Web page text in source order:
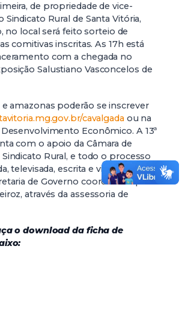
de propriedade de vice-
Sindicato Rural de Santa Vitória,
no local será feito sorteio de
comitivas inscritas. As 17h está
com a chegada no
Salustiano Vasconcelos de
e amazonas poderão se inscrever
cavalgadaou na
Econômico. A 13ª
com o apoio da Câmara de
Sindicato Rural, e todo o processo
televisada, escrita e virtual ficará a
de Governo coordenada por
através da assessoria de
o download da ficha de